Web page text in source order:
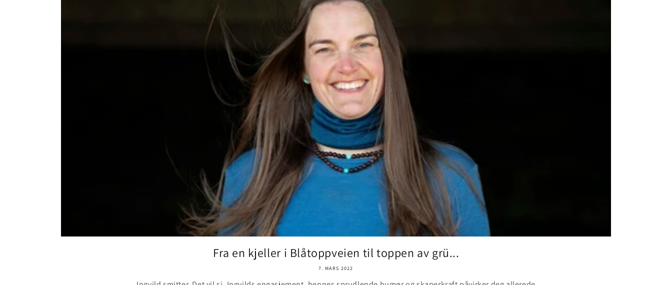
Fra en kjeller i Blåtoppveien til toppen av grü...
7. MARS 2022